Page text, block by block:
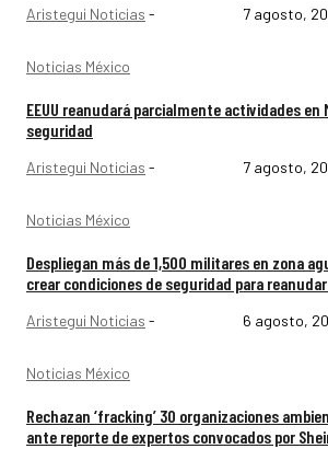
Aristegui Noticias - 7 agosto,
Noticias México
EEUU reanudará parcialmente actividades
seguridad
Aristegui Noticias - 7 agosto,
Noticias México
Despliegan más de 1,500 militares en zona
crear condiciones de seguridad para reanudar
Aristegui Noticias - 6 agosto,
Noticias México
Rechazan ‘fracking’ 30 organizaciones
ante reporte de expertos convocados por